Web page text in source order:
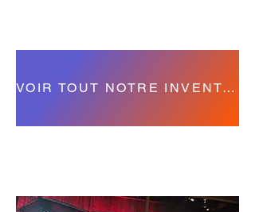
VOIR TOUT NOTRE INVENTAIRE VÉHICULE ÉLECTRIQUE NEUF